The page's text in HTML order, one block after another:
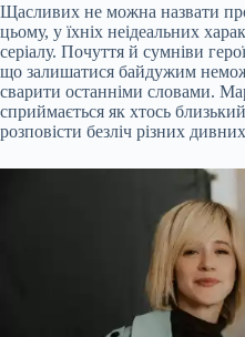
Щасливих не можна назвати
цьому, у їхніх неідеальних
серіалу. Почуття й сумніви
що залишатися байдужим
сварити останніми словами.
сприймається як хтось
розповісти безліч різних